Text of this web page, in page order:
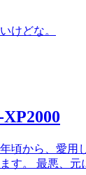
けどな。
頃から、愛用
す。 最悪、